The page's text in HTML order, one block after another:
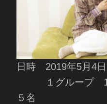
日時 2019年5月4日
１グループ
５名